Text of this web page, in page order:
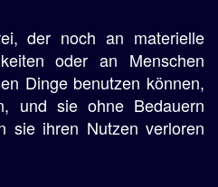
der noch an materielle
oder an Menschen
Dinge benutzen können,
und sie ohne Bedauern
sie ihren Nutzen verloren